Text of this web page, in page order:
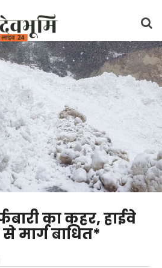
का कहर, हाईवे
मार्ग बाधित*